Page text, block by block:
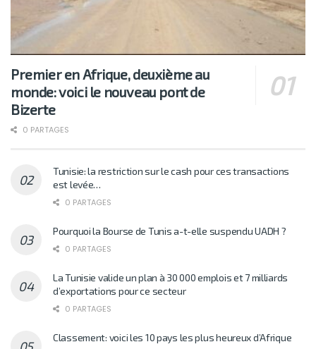
Premier en Afrique, deuxième au
monde: voici le nouveau pont de
Bizerte
0 PARTAGES
Tunisie: la restriction sur le cash pour ces transactions
est levée…
0 PARTAGES
Pourquoi la Bourse de Tunis a-t-elle suspendu UADH ?
0 PARTAGES
La Tunisie valide un plan à 30 000 emplois et 7 milliards
d’exportations pour ce secteur
0 PARTAGES
Classement: voici les 10 pays les plus heureux d’Afrique